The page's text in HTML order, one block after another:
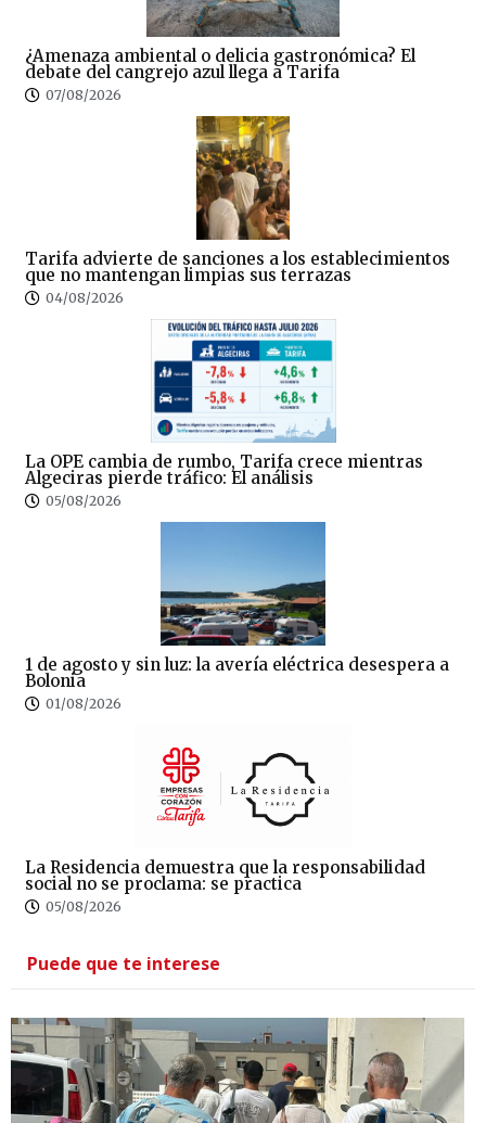
¿Amenaza ambiental o delicia gastronómica? El
debate del cangrejo azul llega a Tarifa
07/08/2026
Tarifa advierte de sanciones a los establecimientos
que no mantengan limpias sus terrazas
04/08/2026
La OPE cambia de rumbo, Tarifa crece mientras
Algeciras pierde tráfico: El análisis
05/08/2026
1 de agosto y sin luz: la avería eléctrica desespera a
Bolonia
01/08/2026
La Residencia demuestra que la responsabilidad
social no se proclama: se practica
05/08/2026
Puede que te interese